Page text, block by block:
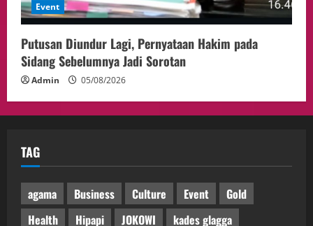
Event
Putusan Diundur Lagi, Pernyataan Hakim pada
Sidang Sebelumnya Jadi Sorotan
Admin 05/08/2026
TAG
agama Business Culture Event
Gold
Health
Hipapi JOKOWI
kades glagga